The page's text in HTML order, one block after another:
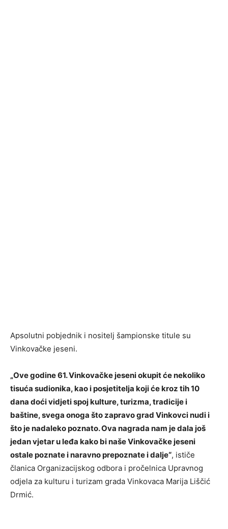
Apsolutni pobjednik i nositelj šampionske titule su
Vinkovačke jeseni.
„Ove godine 61. Vinkovačke jeseni okupit će nekoliko
tisuća sudionika, kao i posjetitelja koji će kroz tih 10
dana doći vidjeti spoj kulture, turizma, tradicije i
baštine, svega onoga što zapravo grad Vinkovci nudi i
što je nadaleko poznato. Ova nagrada nam je dala još
jedan vjetar u leđa kako bi naše Vinkovačke jeseni
ostale poznate i naravno prepoznate i dalje“, ističe
članica Organizacijskog odbora i pročelnica Upravnog
odjela za kulturu i turizam grada Vinkovaca Marija Liščić
Drmić.